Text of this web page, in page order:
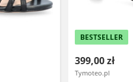
BESTSELLER
399,00 zł
Tymoteo.pl